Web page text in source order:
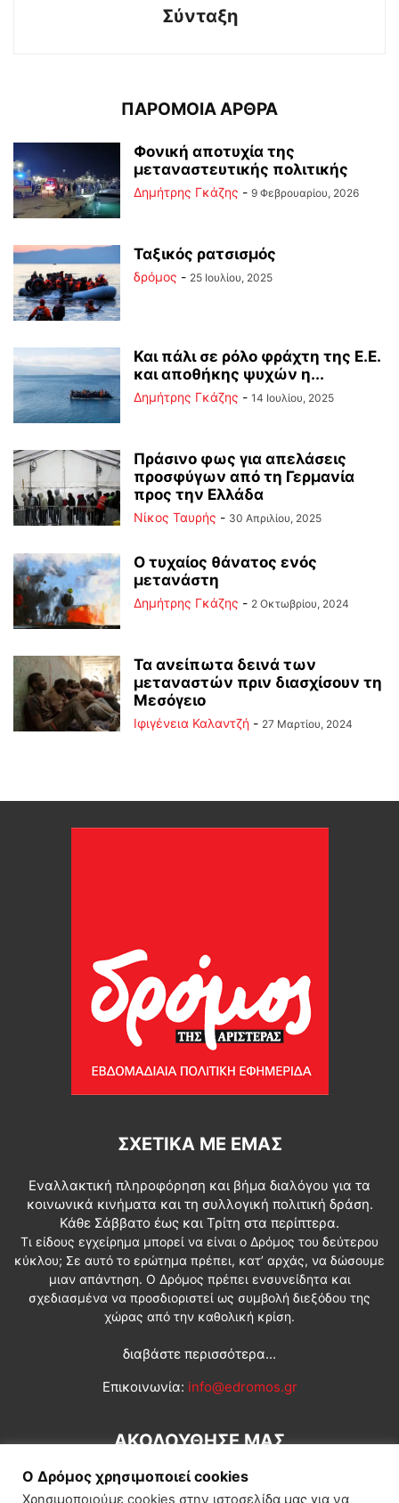
Σύνταξη
ΠΑΡΟΜΟΙΑ ΑΡΘΡΑ
Φονική αποτυχία της
μεταναστευτικής πολιτικής
Δημήτρης Γκάζης - 9 Φεβρουαρίου, 2026
Ταξικός ρατσισμός
δρόμος - 25 Ιουλίου, 2025
Και πάλι σε ρόλο φράχτη της Ε.Ε.
και αποθήκης ψυχών η...
Δημήτρης Γκάζης - 14 Ιουλίου, 2025
Πράσινο φως για απελάσεις
προσφύγων από τη Γερμανία
προς την Ελλάδα
Νίκος Ταυρής - 30 Απριλίου, 2025
Ο τυχαίος θάνατος ενός
μετανάστη
Δημήτρης Γκάζης - 2 Οκτωβρίου, 2024
Τα ανείπωτα δεινά των
μεταναστών πριν διασχίσουν τη
Μεσόγειο
Ιφιγένεια Καλαντζή - 27 Μαρτίου, 2024
ΣΧΕΤΙΚΆ ΜΕ ΕΜΆΣ
Εναλλακτική πληροφόρηση και βήμα διαλόγου για τα
κοινωνικά κινήματα και τη συλλογική πολιτική δράση.
Κάθε Σάββατο έως και Τρίτη στα περίπτερα.
Τι είδους εγχείρημα μπορεί να είναι ο Δρόμος του δεύτερου
κύκλου; Σε αυτό το ερώτημα πρέπει, κατ’ αρχάς, να δώσουμε
μιαν απάντηση. Ο Δρόμος πρέπει ενσυνείδητα και
σχεδιασμένα να προσδιοριστεί ως συμβολή διεξόδου της
χώρας από την καθολική κρίση.
διαβάστε περισσότερα...
Επικοινωνία: info@edromos.gr
ΑΚΟΛΟΥΘΗΣΕ ΜΑΣ
Ο Δρόμος χρησιμοποιεί cookies
Χρησιμοποιούμε cookies στην ιστοσελίδα μας για να